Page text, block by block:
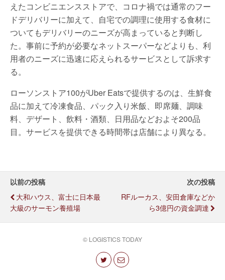
えたコンビニエンスストアで、コロナ禍では通常のフー
ドデリバリーに加えて、自宅での調理に使用する食材に
ついてもデリバリーのニーズが高まっていると判断し
た。事前に予約が必要なネットスーパーなどよりも、利
用者のニーズに迅速に応えられるサービスとして訴求す
る。
ローソンストア100がUber Eatsで提供するのは、生鮮食
品に加えて冷凍食品、パック入り米飯、即席麺、調味
料、デザート、飲料・酒類、日用品などおよそ200品
目。サービスを提供できる時間帯は店舗により異なる。
以前の投稿
大和ハウス、富士に日本最
大級のサーモン養殖場
次の投稿
RFルーカス、安田倉庫などか
ら3億円の資金調達
© LOGISTICS TODAY